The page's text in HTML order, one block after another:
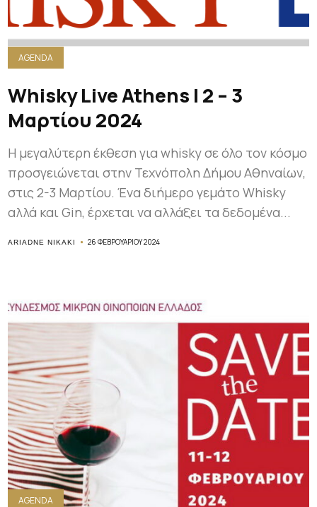
AGENDA
Whisky Live Athens | 2 – 3
Μαρτίου 2024
Η μεγαλύτερη έκθεση για whisky σε όλο τον κόσμο
προσγειώνεται στην Τεχνόπολη Δήμου Αθηναίων,
στις 2-3 Μαρτίου. Ένα διήμερο γεμάτο Whisky
αλλά και Gin, έρχεται να αλλάξει τα δεδομένα...
ARIADNE NIKAKI 26 ΦΕΒΡΟΥΑΡΊΟΥ 2024
AGENDA